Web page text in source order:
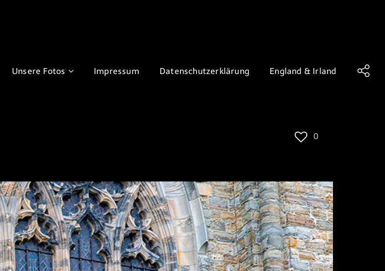
Unsere Fotos Impressum Datenschutzerklärung England & Irland
0